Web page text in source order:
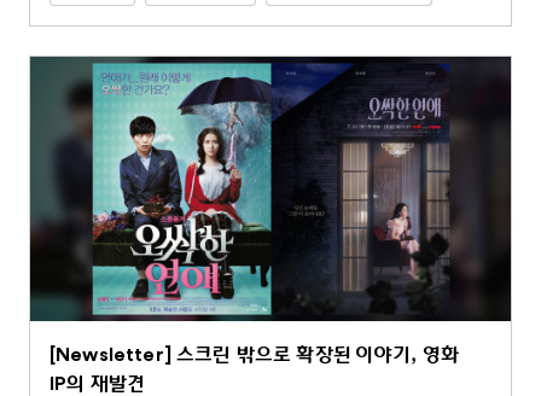
[Newsletter] 스크린 밖으로 확장된 이야기, 영화
IP의 재발견